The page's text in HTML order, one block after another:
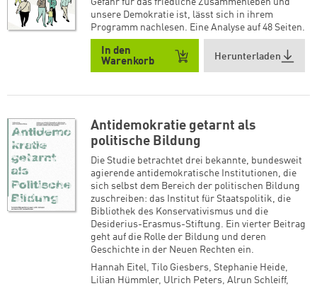
unsere Demokratie ist, lässt sich in ihrem
Programm nachlesen. Eine Analyse auf 48 Seiten.
In den
Warenkorb
Herunterladen
Antidemokratie getarnt als
politische Bildung
Die Studie betrachtet drei bekannte, bundesweit
agierende antidemokratische Institutionen, die
sich selbst dem Bereich der politischen Bildung
zuschreiben: das Institut für Staatspolitik, die
Bibliothek des Konservativismus und die
Desiderius-Erasmus-Stiftung. Ein vierter Beitrag
geht auf die Rolle der Bildung und deren
Geschichte in der Neuen Rechten ein.
Hannah Eitel Tilo Giesbers Stephanie Heide
Lilian Hümmler, Ulrich Peters Alrun Schleiff,